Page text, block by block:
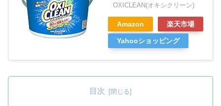
OXICLEAN(オキシクリーン)
Amazon 楽天市場
Yahooショッピング
目次